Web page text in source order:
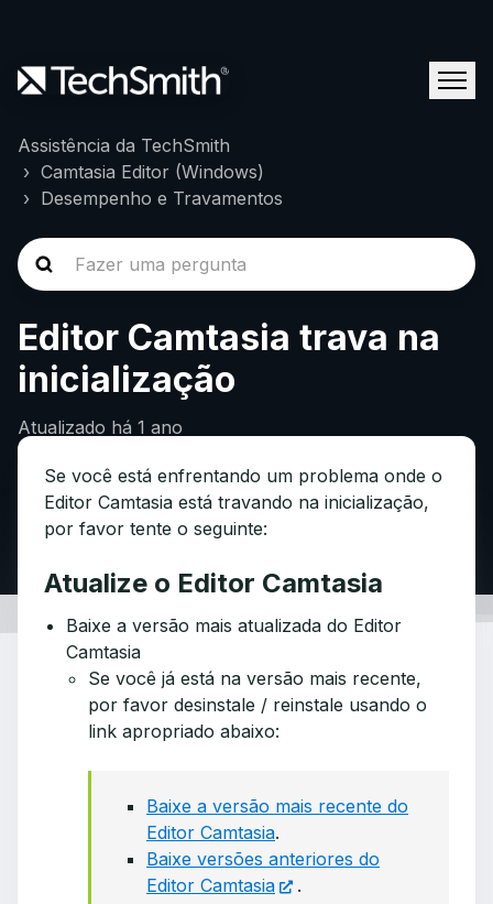
Assistência da TechSmith
Camtasia Editor (Windows)
Desempenho e Travamentos
Editor Camtasia trava na
inicialização
Atualizado há 1 ano
Se você está enfrentando um problema onde o
Editor Camtasia está travando na inicialização,
por favor tente o seguinte:
Atualize o Editor Camtasia
Baixe a versão mais atualizada do Editor
Camtasia
Se você já está na versão mais recente,
por favor desinstale / reinstale usando o
link apropriado abaixo:
Baixe a versão mais recente do
Editor Camtasia.
Baixe versões anteriores do
Editor Camtasia
.